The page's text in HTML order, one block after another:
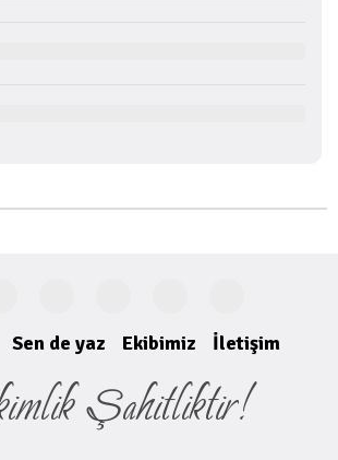
Sen de yaz Ekibimiz İletişim
Şahitliktir!